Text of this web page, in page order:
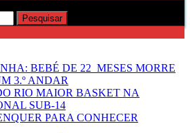
BEBÉ DE 22 MESES MORRE
3.º ANDAR
RIO MAIOR BASKET NA
SUB-14
PARA CONHECER